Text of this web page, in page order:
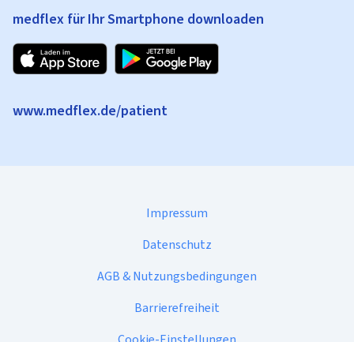
medflex für Ihr Smartphone downloaden
www.medflex.de/patient
Impressum
Datenschutz
AGB & Nutzungsbedingungen
Barrierefreiheit